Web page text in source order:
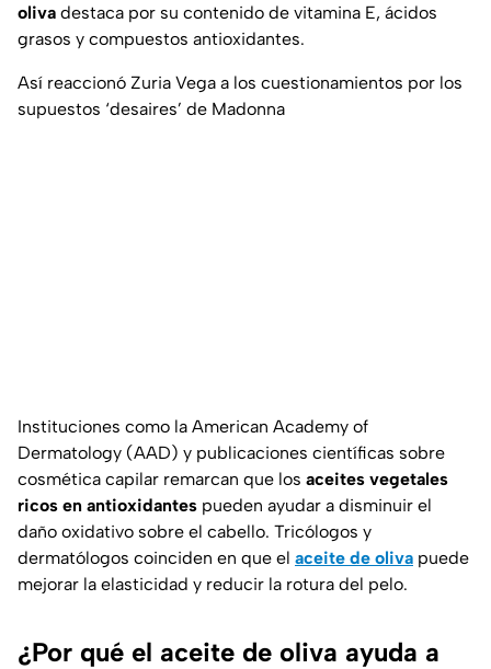
oliva destaca por su contenido de vitamina E, ácidos
grasos y compuestos antioxidantes.
Así reaccionó Zuria Vega a los cuestionamientos por los
supuestos ‘desaires’ de Madonna
Instituciones como la American Academy of
Dermatology (AAD) y publicaciones científicas sobre
cosmética capilar remarcan que los aceites vegetales
ricos en antioxidantes pueden ayudar a disminuir el
daño oxidativo sobre el cabello. Tricólogos y
dermatólogos coinciden en que el aceite de oliva puede
mejorar la elasticidad y reducir la rotura del pelo.
¿Por qué el aceite de oliva ayuda a